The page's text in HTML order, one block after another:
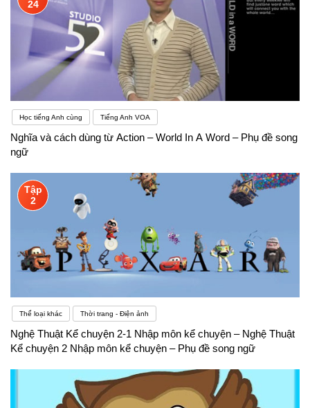
24
Học tiếng Anh cùng Tiếng Anh VOA
Nghĩa và cách dùng từ Action – World In A Word – Phụ đề song
ngữ
Tập
2
Thể loại khác Thời trang - Điện ảnh
Nghệ Thuật Kể chuyện 2-1 Nhập môn kể chuyện – Nghệ Thuật
Kể chuyện 2 Nhập môn kể chuyện – Phụ đề song ngữ